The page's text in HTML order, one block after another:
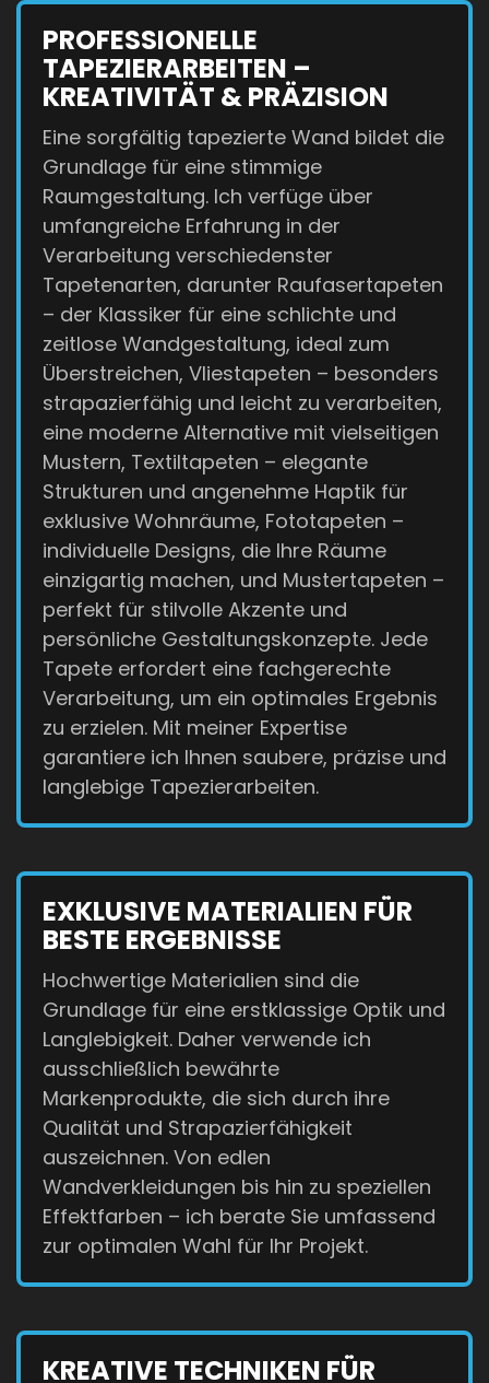
PROFESSIONELLE
TAPEZIERARBEITEN –
KREATIVITÄT & PRÄZISION
Eine sorgfältig tapezierte Wand bildet die
Grundlage für eine stimmige
Raumgestaltung. Ich verfüge über
umfangreiche Erfahrung in der
Verarbeitung verschiedenster
Tapetenarten, darunter Raufasertapeten
– der Klassiker für eine schlichte und
zeitlose Wandgestaltung, ideal zum
Überstreichen, Vliestapeten – besonders
strapazierfähig und leicht zu verarbeiten,
eine moderne Alternative mit vielseitigen
Mustern, Textiltapeten – elegante
Strukturen und angenehme Haptik für
exklusive Wohnräume, Fototapeten –
individuelle Designs, die Ihre Räume
einzigartig machen, und Mustertapeten –
perfekt für stilvolle Akzente und
persönliche Gestaltungskonzepte. Jede
Tapete erfordert eine fachgerechte
Verarbeitung, um ein optimales Ergebnis
zu erzielen. Mit meiner Expertise
garantiere ich Ihnen saubere, präzise und
langlebige Tapezierarbeiten.
EXKLUSIVE MATERIALIEN FÜR
BESTE ERGEBNISSE
Hochwertige Materialien sind die
Grundlage für eine erstklassige Optik und
Langlebigkeit. Daher verwende ich
ausschließlich bewährte
Markenprodukte, die sich durch ihre
Qualität und Strapazierfähigkeit
auszeichnen. Von edlen
Wandverkleidungen bis hin zu speziellen
Effektfarben – ich berate Sie umfassend
zur optimalen Wahl für Ihr Projekt.
KREATIVE TECHNIKEN FÜR